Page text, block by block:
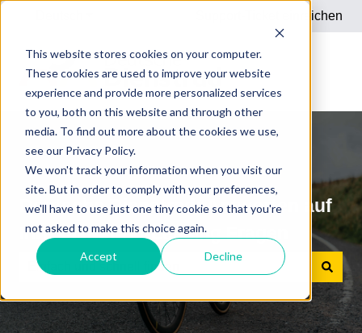
This website stores cookies on your computer.
These cookies are used to improve your website
experience and provide more personalized services
to you, both on this website and through other
media. To find out more about the cookies we use,
see our Privacy Policy.
We won't track your information when you visit our
site. But in order to comply with your preferences,
we'll have to use just one tiny cookie so that you're
not asked to make this choice again.
Accept Decline
Untermenü für Übersetzungen anzeigen
Support-Ticket einreichen
Deutsche Dienstrad: Antworten auf
Ihre Dienstrad-Leasing Fragen
Es gibt keine Vorschläge, da das Suchfeld leer ist.